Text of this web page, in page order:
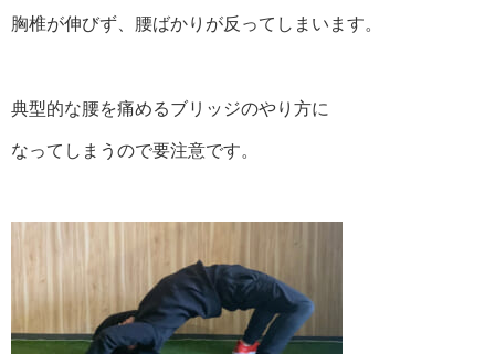
胸椎が伸びず、腰ばかりが反ってしまいます。
典型的な腰を痛めるブリッジのやり方に
なってしまうので要注意です。